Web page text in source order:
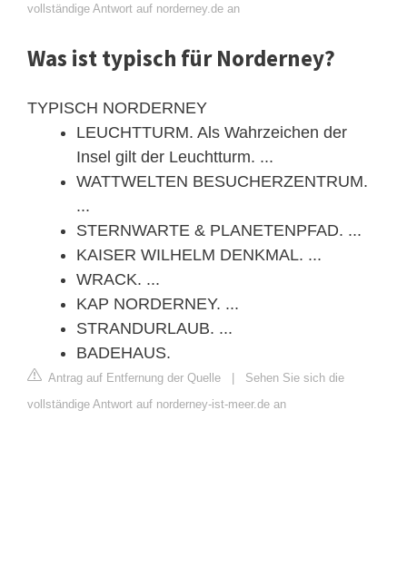
vollständige Antwort auf norderney.de an
Was ist typisch für Norderney?
TYPISCH NORDERNEY
LEUCHTTURM. Als Wahrzeichen der
Insel gilt der Leuchtturm. ...
WATTWELTEN BESUCHERZENTRUM.
...
STERNWARTE & PLANETENPFAD. ...
KAISER WILHELM DENKMAL. ...
WRACK. ...
KAP NORDERNEY. ...
STRANDURLAUB. ...
BADEHAUS.
Antrag auf Entfernung der Quelle | Sehen Sie sich die
vollständige Antwort auf norderney-ist-meer.de an